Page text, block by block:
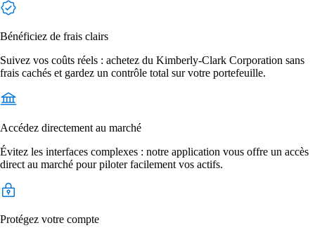
Bénéficiez de frais clairs
Suivez vos coûts réels : achetez du Kimberly-Clark Corporation sans
frais cachés et gardez un contrôle total sur votre portefeuille.
Accédez directement au marché
Évitez les interfaces complexes : notre application vous offre un accès
direct au marché pour piloter facilement vos actifs.
Protégez votre compte